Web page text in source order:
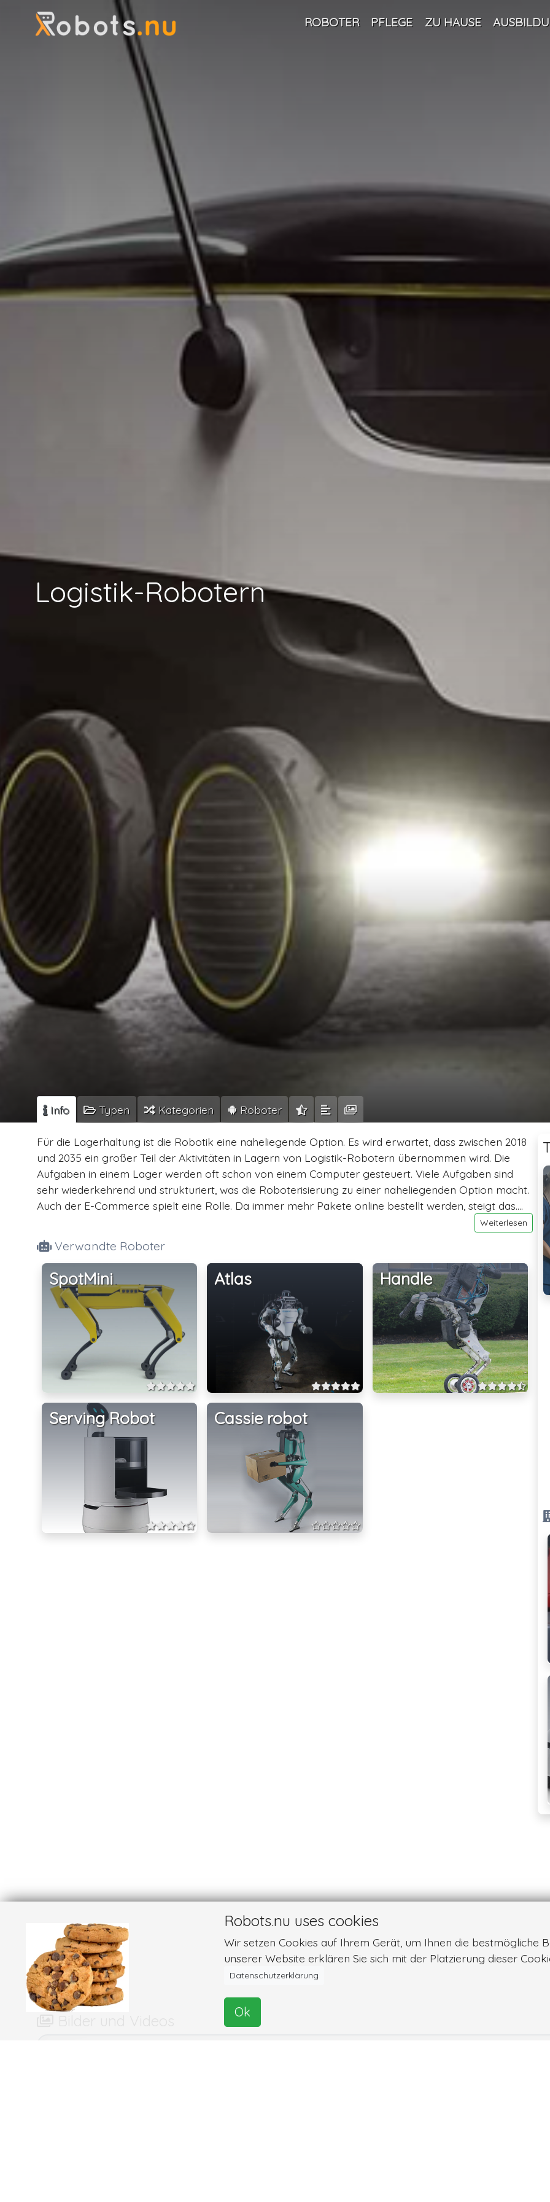
ROBOTER PFLEGE ZU HAUSE
Logistik-Robotern
Info Typen Kategorien Roboter
Für die Lagerhaltung ist die Robotik eine naheliegende Option. Es wird erwartet, dass zwischen 2018
und 2035 ein großer Teil der Aktivitäten in Lagern von Logistik-Robotern übernommen wird. Die
Aufgaben in einem Lager werden oft schon von einem Computer gesteuert. Viele Aufgaben sind
sehr wiederkehrend und strukturiert, was die Roboterisierung zu einer naheliegenden Option macht.
Auch der E-Commerce spielt eine Rolle. Da immer mehr Pakete online bestellt werden, steigt das....
Weiterlesen
Verwandte Roboter
SpotMini Atlas Handle
Serving Robot Cassie robot
Robots.nu uses cookies
Wir setzen Cookies auf Ihrem Gerät, um Ihnen die bestmögliche
unserer Website erklären Sie sich mit der Platzierung dieser
Datenschutzerklärung
Ok